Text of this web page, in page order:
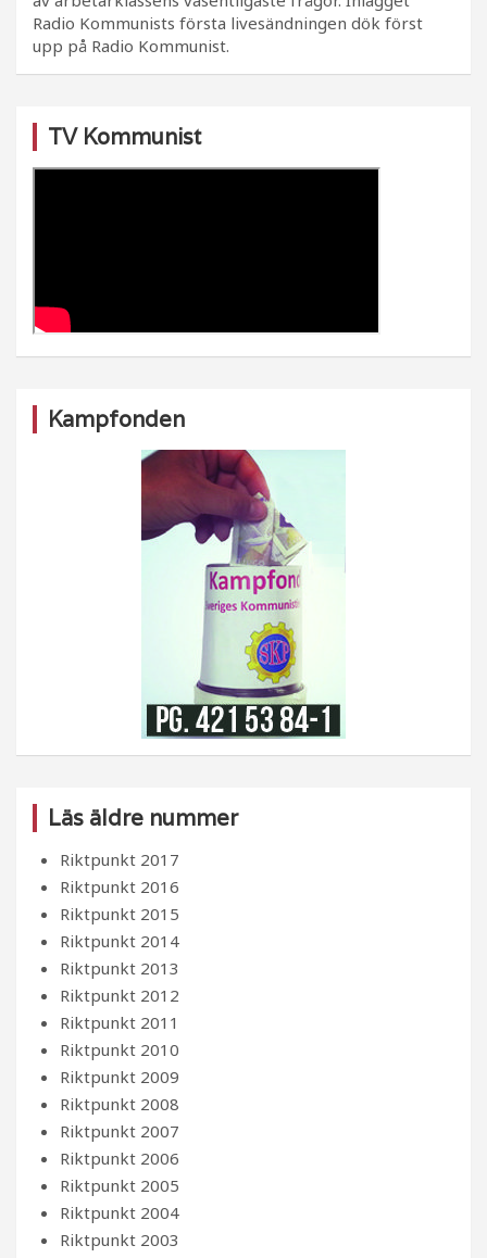
Radio Kommunists första livesändningen dök först
upp på Radio Kommunist.
TV Kommunist
Kampfonden
Läs äldre nummer
Riktpunkt 2017
Riktpunkt 2016
Riktpunkt 2015
Riktpunkt 2014
Riktpunkt 2013
Riktpunkt 2012
Riktpunkt 2011
Riktpunkt 2010
Riktpunkt 2009
Riktpunkt 2008
Riktpunkt 2007
Riktpunkt 2006
Riktpunkt 2005
Riktpunkt 2004
Riktpunkt 2003